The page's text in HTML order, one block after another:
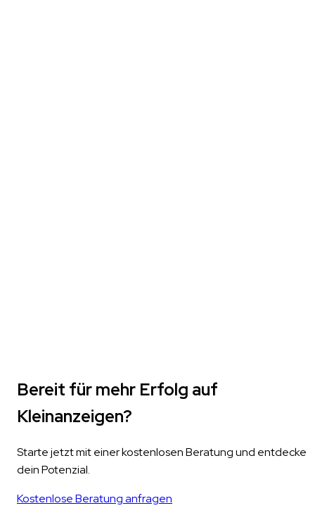
Bereit für mehr Erfolg auf
Kleinanzeigen?
Starte jetzt mit einer kostenlosen Beratung und entdecke
dein Potenzial.
Kostenlose Beratung anfragen